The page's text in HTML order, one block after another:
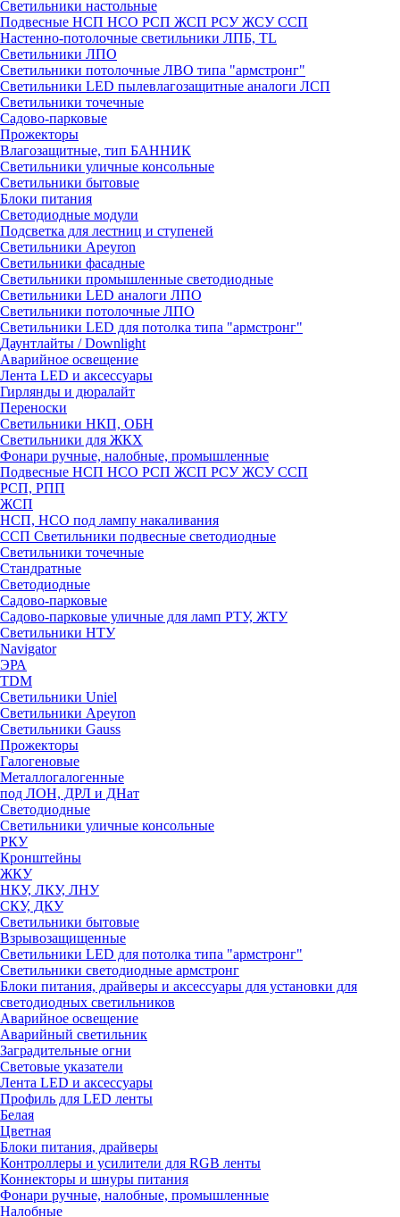
Светильники настольные
Подвесные НСП НСО РСП ЖСП РСУ ЖСУ ССП
Настенно-потолочные светильники ЛПБ, TL
Светильники ЛПО
Светильники потолочные ЛВО типа "армстронг"
Светильники LED пылевлагозащитные аналоги ЛСП
Светильники точечные
Садово-парковые
Прожекторы
Влагозащитные, тип БАННИК
Светильники уличные консольные
Светильники бытовые
Блоки питания
Светодиодные модули
Подсветка для лестниц и ступеней
Светильники Apeyron
Светильники фасадные
Светильники промышленные светодиодные
Светильники LED аналоги ЛПО
Светильники потолочные ЛПО
Светильники LED для потолка типа "армстронг"
Даунтлайты / Downlight
Аварийное освещение
Лента LED и аксессуары
Гирлянды и дюралайт
Переноски
Светильники НКП, ОБН
Светильники для ЖКХ
Фонари ручные, налобные, промышленные
Подвесные НСП НСО РСП ЖСП РСУ ЖСУ ССП
РСП, РПП
ЖСП
НСП, НСО под лампу накаливания
ССП Светильники подвесные светодиодные
Светильники точечные
Стандратные
Светодиодные
Садово-парковые
Садово-парковые уличные для ламп РТУ, ЖТУ
Светильники НТУ
Navigator
ЭРА
TDM
Светильники Uniel
Светильники Apeyron
Светильники Gauss
Прожекторы
Галогеновые
Металлогалогенные
под ЛОН, ДРЛ и ДНат
Светодиодные
Светильники уличные консольные
РКУ
Кронштейны
ЖКУ
НКУ, ЛКУ, ЛНУ
СКУ, ДКУ
Светильники бытовые
Взрывозащищенные
Светильники LED для потолка типа "армстронг"
Светильники светодиодные армстронг
Блоки питания, драйверы и аксессуары для установки для
светодиодных светильников
Аварийное освещение
Аварийный светильник
Заградительные огни
Световые указатели
Лента LED и аксессуары
Профиль для LED ленты
Белая
Цветная
Блоки питания, драйверы
Контроллеры и усилители для RGB ленты
Коннекторы и шнуры питания
Фонари ручные, налобные, промышленные
Налобные